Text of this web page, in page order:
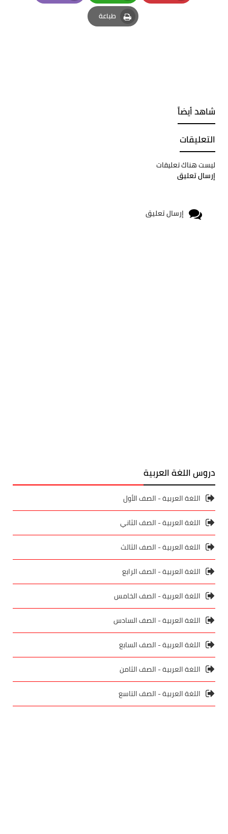
Pinterest
Whatsapp
Email
طباعة
Print
شاهد أيضاً
التعليقات
ليست هناك تعليقات
إرسال تعليق
إرسال تعليق
دروس اللغة العربية
اللغة العربية - الصف الأول
اللغة العربية - الصف الثاني
اللغة العربية - الصف الثالث
اللغة العربية - الصف الرابع
اللغة العربية - الصف الخامس
اللغة العربية - الصف السادس
اللغة العربية - الصف السابع
اللغة العربية - الصف الثامن
اللغة العربية - الصف التاسع